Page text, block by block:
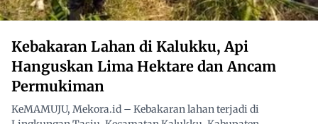
Kebakaran Lahan di Kalukku, Api
Hanguskan Lima Hektare dan Ancam
Permukiman
KeMAMUJU, Mekora.id – Kebakaran lahan terjadi di